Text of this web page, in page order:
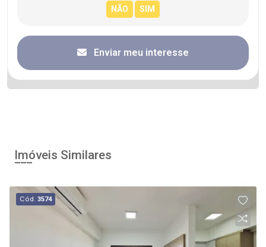
Enviar meu interesse
Imóveis Similares
Cód.3574